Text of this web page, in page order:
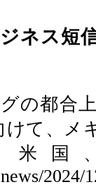
ネス短
の都合
けて、メ
米国
2024/